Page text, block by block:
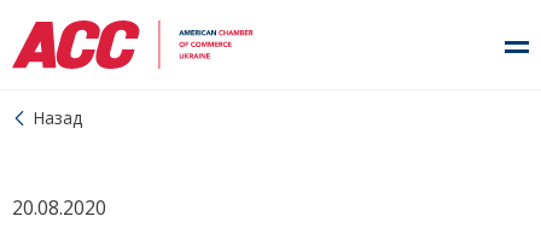
Назад
20.08.2020